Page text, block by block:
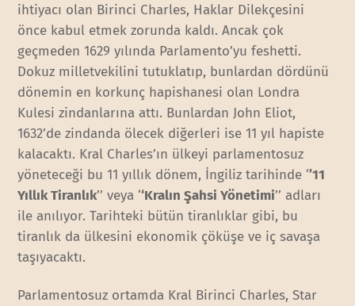
ihtiyacı olan Birinci Charles, Haklar Dilekçesini
önce kabul etmek zorunda kaldı. Ancak çok
geçmeden 1629 yılında Parlamento’yu feshetti.
Dokuz milletvekilini tutuklatıp, bunlardan dördünü
dönemin en korkunç hapishanesi olan Londra
Kulesi zindanlarına attı. Bunlardan John Eliot,
1632’de zindanda ölecek diğerleri ise 11 yıl hapiste
kalacaktı. Kral Charles’ın ülkeyi parlamentosuz
yöneteceği bu 11 yıllık dönem, İngiliz tarihinde ‘’11
Yıllık Tiranlık’’ veya ‘‘Kralın Şahsi Yönetimi’’ adları
ile anılıyor. Tarihteki bütün tiranlıklar gibi, bu
tiranlık da ülkesini ekonomik çöküşe ve iç savaşa
taşıyacaktı.
Parlamentosuz ortamda Kral Birinci Charles, Star